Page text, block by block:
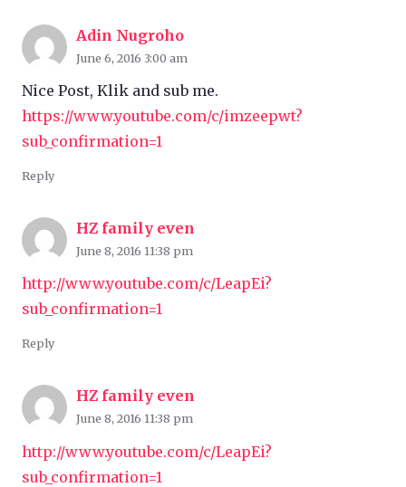
Adin Nugroho
June 6, 2016 3:00 am
Nice Post, Klik and sub me.
https://www.youtube.com/c/imzeepwt?
sub_confirmation=1
Reply
HZ family even
June 8, 2016 11:38 pm
http://www.youtube.com/c/LeapEi?
sub_confirmation=1
Reply
HZ family even
June 8, 2016 11:38 pm
http://www.youtube.com/c/LeapEi?
sub_confirmation=1